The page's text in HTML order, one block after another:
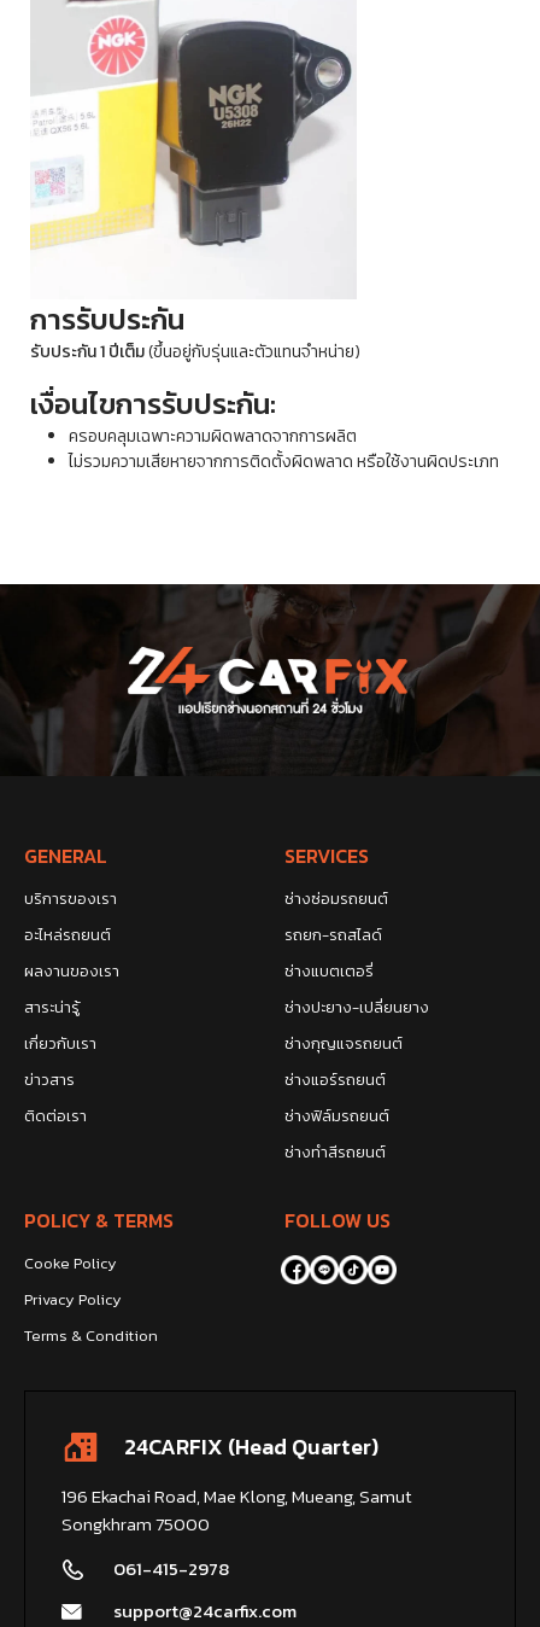
การรับประกัน
รับประกัน 1 ปีเต็ม(ขึ้นอยู่กับรุ่นและตัวแทนจำหน่าย)
เงื่อนไขการรับประกัน:
ครอบคลุมเฉพาะความผิดพลาดจากการผลิต
ไม่รวมความเสียหายจากการติดตั้งผิดพลาด หรือใช้งานผิดประเภท
GENERAL
บริการของเรา
อะไหล่รถยนต์
ผลงานของเรา
สาระน่ารู้
เกี่ยวกับเรา
ข่าวสาร
ติดต่อเรา
SERVICES
ช่างซ่อมรถยนต์
รถยก-รถสไลด์
ช่างแบตเตอรี่
ช่างปะยาง-เปลี่ยนยาง
ช่างกุญแจรถยนต์
ช่างแอร์รถยนต์
ช่างฟิล์มรถยนต์
ช่างทำสีรถยนต์
POLICY & TERMS
Cooke Policy
Privacy Policy
Terms & Condition
FOLLOW US
24CARFIX (Head Quarter)
196 Ekachai Road, Mae Klong, Mueang, Samut
Songkhram 75000
061-415-2978
support@24carfix.com